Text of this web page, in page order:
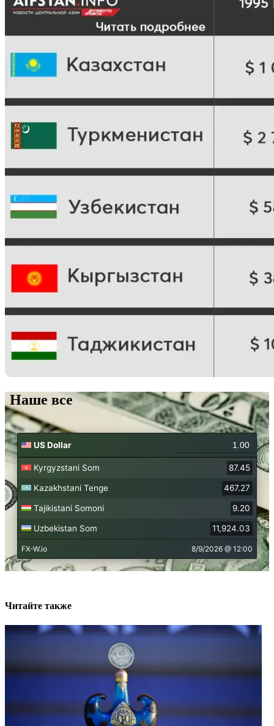
Наше все
Читайте также